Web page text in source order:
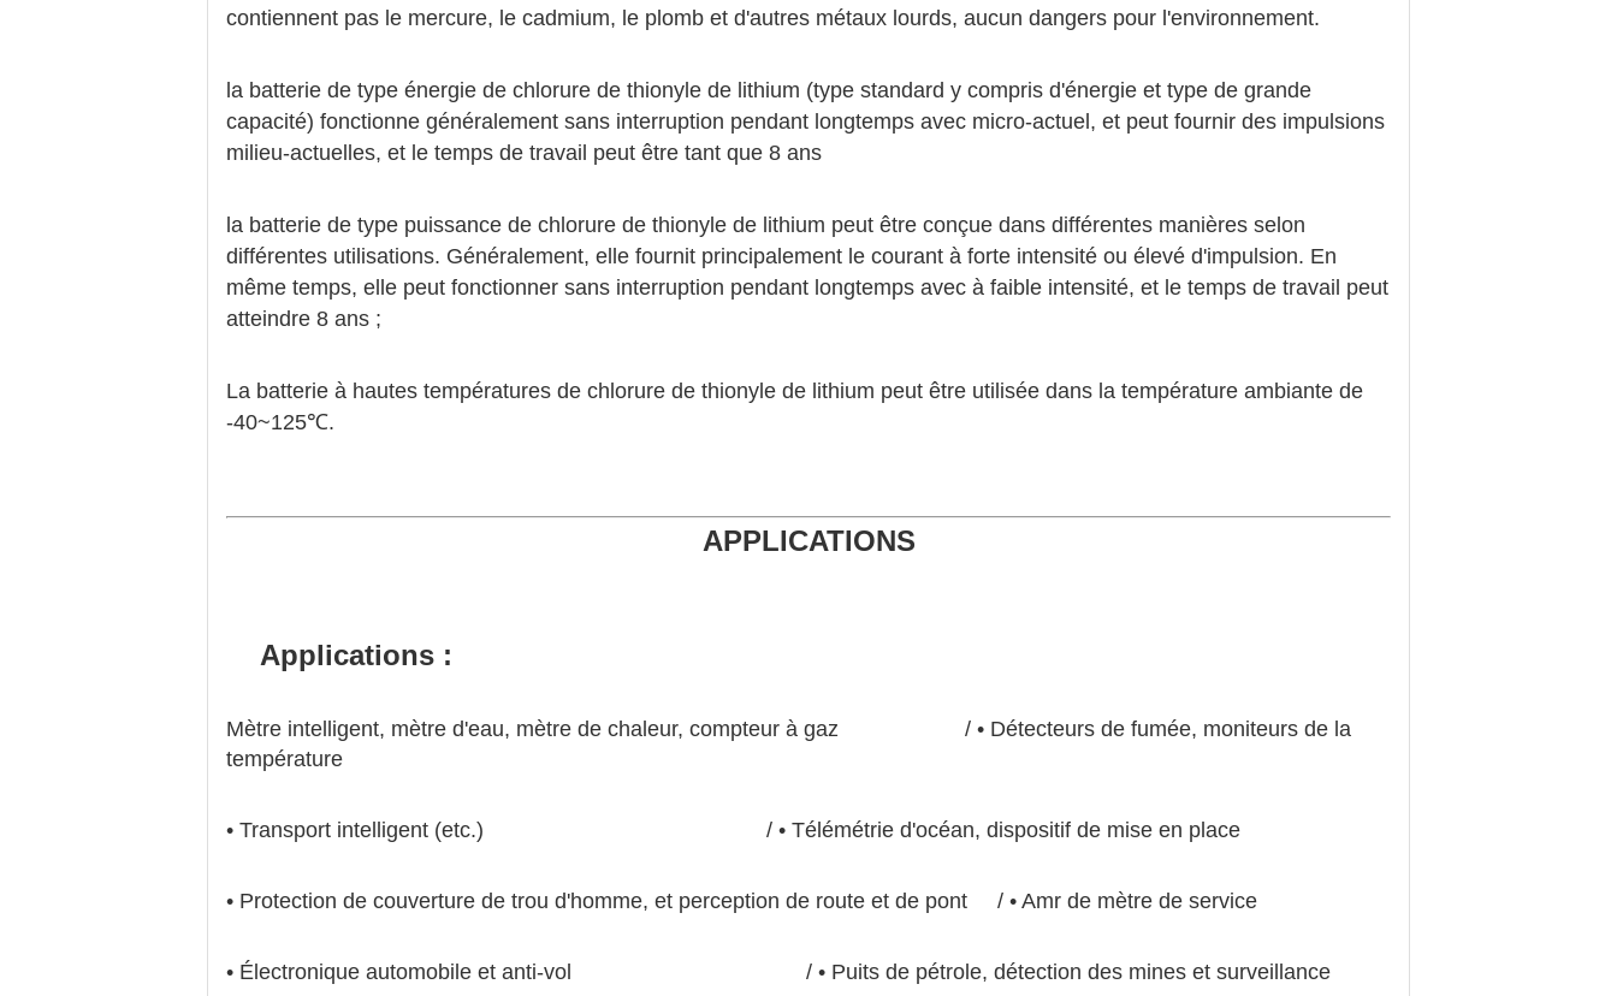
contiennent pas le mercure, le cadmium, le plomb et d'autres métaux lourds, aucun dangers pour l'environnement.
la batterie de type énergie de chlorure de thionyle de lithium (type standard y compris d'énergie et type de grande
capacité) fonctionne généralement sans interruption pendant longtemps avec micro-actuel, et peut fournir des impulsions
milieu-actuelles, et le temps de travail peut être tant que 8 ans
la batterie de type puissance de chlorure de thionyle de lithium peut être conçue dans différentes manières selon
différentes utilisations. Généralement, elle fournit principalement le courant à forte intensité ou élevé d'impulsion. En
même temps, elle peut fonctionner sans interruption pendant longtemps avec à faible intensité, et le temps de travail peut
atteindre 8 ans ;
La batterie à hautes températures de chlorure de thionyle de lithium peut être utilisée dans la température ambiante de
-40~125℃.
APPLICATIONS
Applications :
Mètre intelligent, mètre d'eau, mètre de chaleur, compteur à gaz / • Détecteurs de fumée, moniteurs de la
température
• Transport intelligent (etc.) / • Télémétrie d'océan, dispositif de mise en place
• Protection de couverture de trou d'homme, et perception de route et de pont / • Amr de mètre de service
• Électronique automobile et anti-vol / • Puits de pétrole, détection des mines et surveillance